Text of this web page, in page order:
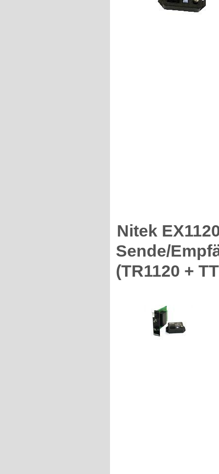
Nitek
Sende/
(TR1120 +